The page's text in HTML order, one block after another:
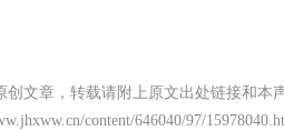
创文章，转载请附上原文出处链接和本声
content/646040/97/